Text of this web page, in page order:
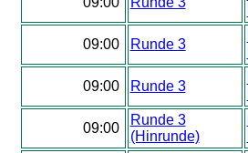
09:00 Runde 3
09:00 Runde 3
09:00
Runde 3
(Hinrunde)